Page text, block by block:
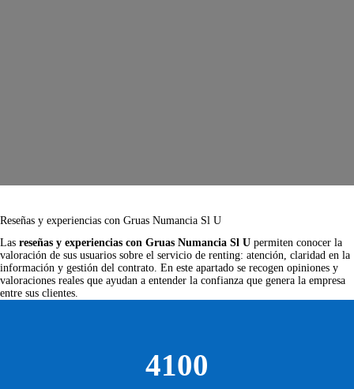
Reseñas y experiencias con Gruas Numancia Sl U
Las reseñas y experiencias con Gruas Numancia Sl U permiten conocer la
valoración de sus usuarios sobre el servicio de renting: atención, claridad en la
información y gestión del contrato. En este apartado se recogen opiniones y
valoraciones reales que ayudan a entender la confianza que genera la empresa
entre sus clientes.
4100